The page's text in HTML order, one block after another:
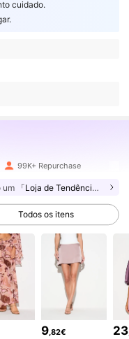
cuidado.
99K+ Repurchase
um 「Loja de Tendências」
Todos os itens
9 ,82€ 23